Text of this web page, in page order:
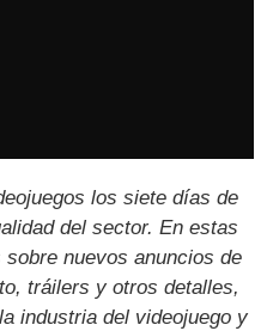
los siete días de
del sector. En estas
nuevos anuncios de
tráilers y otros detalles,
industria del videojuego y